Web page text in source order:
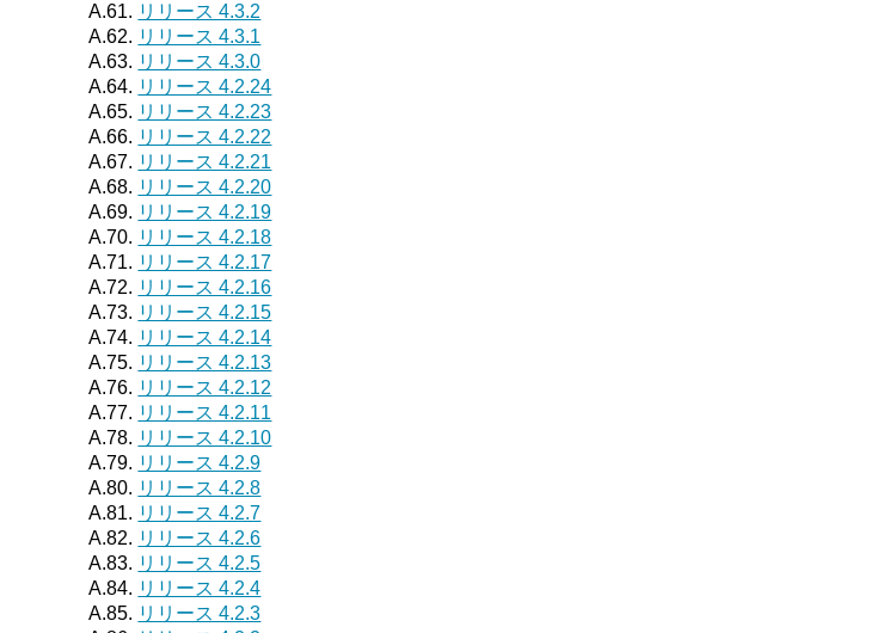
A.61. リリース 4.3.2
A.62. リリース 4.3.1
A.63. リリース 4.3.0
A.64. リリース 4.2.24
A.65. リリース 4.2.23
A.66. リリース 4.2.22
A.67. リリース 4.2.21
A.68. リリース 4.2.20
A.69. リリース 4.2.19
A.70. リリース 4.2.18
A.71. リリース 4.2.17
A.72. リリース 4.2.16
A.73. リリース 4.2.15
A.74. リリース 4.2.14
A.75. リリース 4.2.13
A.76. リリース 4.2.12
A.77. リリース 4.2.11
A.78. リリース 4.2.10
A.79. リリース 4.2.9
A.80. リリース 4.2.8
A.81. リリース 4.2.7
A.82. リリース 4.2.6
A.83. リリース 4.2.5
A.84. リリース 4.2.4
A.85. リリース 4.2.3